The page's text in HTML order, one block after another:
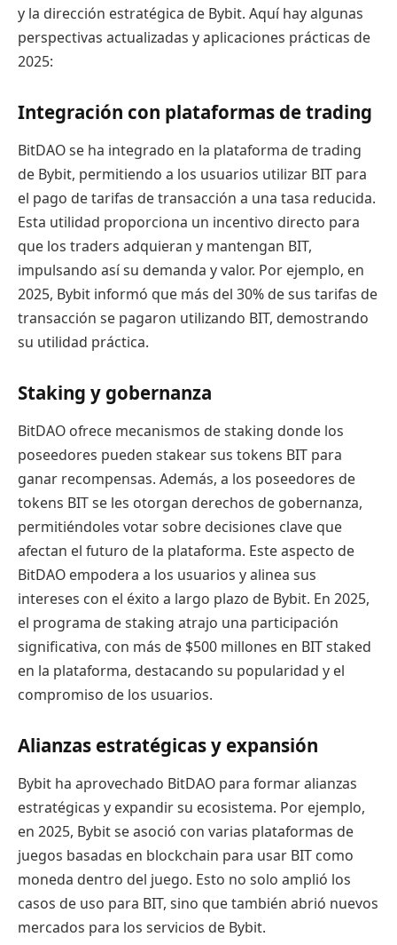
y la dirección estratégica de Bybit. Aquí hay algunas
perspectivas actualizadas y aplicaciones prácticas de
2025:
Integración con plataformas de trading
BitDAO se ha integrado en la plataforma de trading
de Bybit, permitiendo a los usuarios utilizar BIT para
el pago de tarifas de transacción a una tasa reducida.
Esta utilidad proporciona un incentivo directo para
que los traders adquieran y mantengan BIT,
impulsando así su demanda y valor. Por ejemplo, en
2025, Bybit informó que más del 30% de sus tarifas de
transacción se pagaron utilizando BIT, demostrando
su utilidad práctica.
Staking y gobernanza
BitDAO ofrece mecanismos de staking donde los
poseedores pueden stakear sus tokens BIT para
ganar recompensas. Además, a los poseedores de
tokens BIT se les otorgan derechos de gobernanza,
permitiéndoles votar sobre decisiones clave que
afectan el futuro de la plataforma. Este aspecto de
BitDAO empodera a los usuarios y alinea sus
intereses con el éxito a largo plazo de Bybit. En 2025,
el programa de staking atrajo una participación
significativa, con más de $500 millones en BIT staked
en la plataforma, destacando su popularidad y el
compromiso de los usuarios.
Alianzas estratégicas y expansión
Bybit ha aprovechado BitDAO para formar alianzas
estratégicas y expandir su ecosistema. Por ejemplo,
en 2025, Bybit se asoció con varias plataformas de
juegos basadas en blockchain para usar BIT como
moneda dentro del juego. Esto no solo amplió los
casos de uso para BIT, sino que también abrió nuevos
mercados para los servicios de Bybit.